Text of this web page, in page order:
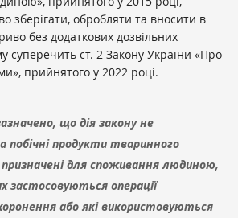
зберігати, обробляти та вносити в
без додаткових дозвільних
суперечить ст. 2 Закону України «Про
прийнятого у 2022 році.
що дія закону не
продукти тваринного
для споживання людиною,
застосовуються операції
або які використовуються